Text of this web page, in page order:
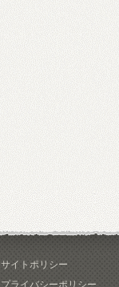
サイトポリシー
プライバシーポリシー